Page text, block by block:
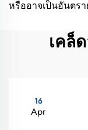
หรืออาจเป็นอันตร
เคล็
16
Apr